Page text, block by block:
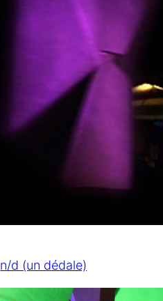
n/d (un dédale)